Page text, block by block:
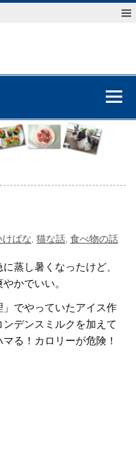
けばな 猫な話, 食べ物の話
蒸し暑くなったけど、
かでいい。
でやっていたアイス作
デンスミルクを加えて
る！カロリーが危険！